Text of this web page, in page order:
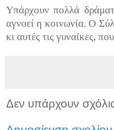
Υπάρχουν πολλά
αγνοεί η κοινωνία. Ο
κι αυτές τις γυναίκες,
Δεν υπάρχουν